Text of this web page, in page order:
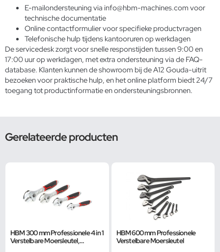
E-mailondersteuning via info@hbm-machines.com voor
technische documentatie
Online contactformulier voor specifieke productvragen
Telefonische hulp tijdens kantooruren op werkdagen
De servicedesk zorgt voor snelle responstijden tussen 9:00 en
17:00 uur op werkdagen, met extra ondersteuning via de FAQ-
database. Klanten kunnen de showroom bij de A12 Gouda-uitrit
bezoeken voor praktische hulp, en het online platform biedt 24/7
toegang tot productinformatie en ondersteuningsbronnen.
Gerelateerde producten
HBM 300 mm Professionele 4 in 1
Verstelbare Moersleutel,
HBM 600 mm Professionele
Verstelbare Moersleutel